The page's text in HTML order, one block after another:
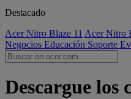
Destacado
Acer Nitro Blaze 11 Acer Nitro
Negocios Educación Soporte
Descargue los